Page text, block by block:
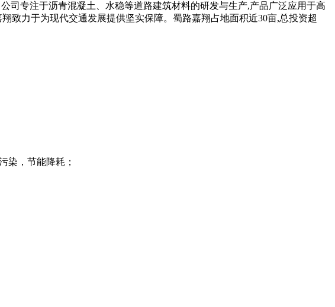
司专注于沥青混凝土、水稳等道路建筑材料的研发与生产,产品广泛应用于高
致力于为现代交通发展提供坚实保障。蜀路嘉翔占地面积近30亩,总投资超
染，节能降耗；